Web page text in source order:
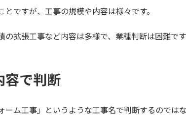
ですが、工事の規模や内容は様々です。
拡張工事など内容は多様で、業種判断は困難です
容で判断
ーム工事」というような工事名で判断するのでは